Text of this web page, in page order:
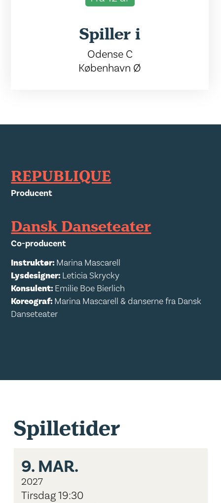
Spiller i
Odense C
København Ø
REPUBLIQUE
Producent
Dansk Danseteater
Co-producent
Instruktør: Marina Mascarell
Lysdesigner: Leticia Skrycky
Konsulent: Emilie Boe Bierlich
Koreograf: Marina Mascarell & danserne fra Dansk
Danseteater
Spilletider
9. MAR.
2027
Tirsdag 19:30